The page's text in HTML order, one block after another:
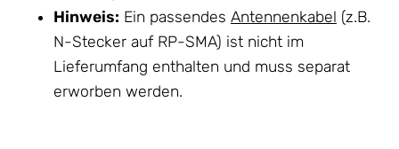
Hinweis: Ein passendes Antennenkabel (z.B.
N-Stecker auf RP-SMA) ist nicht im
Lieferumfang enthalten und muss separat
erworben werden.